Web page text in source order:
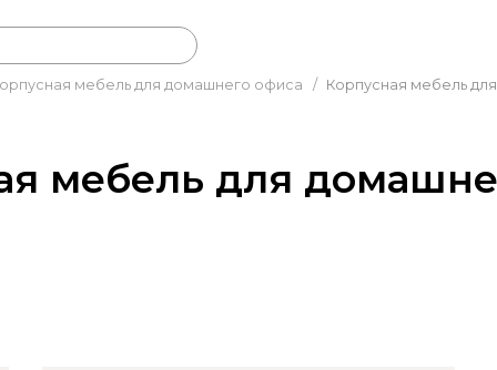
мебель для домашнего офиса / Корпусная мебель
мебель для